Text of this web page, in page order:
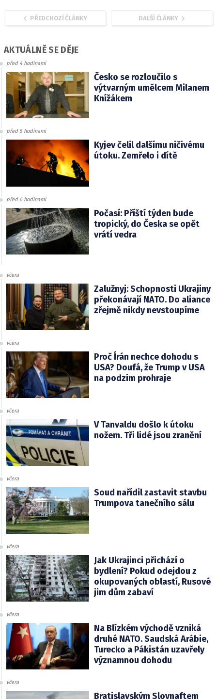
PŘEDCHOZÍ ČLÁNKY DALŠÍ ČLÁNKY
AKTUÁLNĚ SE DĚJE
před 4 hodinami
Česko se rozloučilo s
výtvarným umělcem Milanem
Knížákem
před 5 hodinami
Kyjev čelil dalšímu ničivému
útoku. Zemřelo i dítě
před 6 hodinami
Počasí: Příští týden bude
tropický, do Česka se opět
vrátí vedra
včera
Zalužnyj: Schopnosti Ukrajiny
překonávají NATO. Do aliance
zřejmě nikdy nevstoupíme
včera
Proč Írán nechce dohodu s
USA? Doufá, že Trump v USA
na podzim prohraje
včera
V Tanvaldu došlo k útoku
nožem. Tři lidé jsou zranění
včera
Soud nařídil zastavit stavbu
Trumpova tanečního sálu
včera
Jak Ukrajinci přichází o
bydlení? Pokud odejdou z
okupovaných oblastí, Rusové
jim dům zabaví
včera
Na Blízkém východě vzniká
druhé NATO. Saudská Arábie,
Turecko a Pákistán uzavřely
významnou dohodu
včera
Bratislavským Slovnaftem